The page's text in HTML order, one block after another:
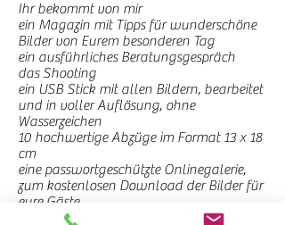
Ihr bekommt von mir
ein Magazin mit Tipps für wunderschöne
Bilder von Eurem besonderen Tag
ein ausführliches Beratungsgespräch
das Shooting
ein USB Stick mit allen Bildern, bearbeitet
und in voller Auflösung, ohne
Wasserzeichen
10 hochwertige Abzüge im Format 13 x 18
cm
eine passwortgeschützte Onlinegalerie,
zum kostenlosen Download der Bilder für
eure Gäste.